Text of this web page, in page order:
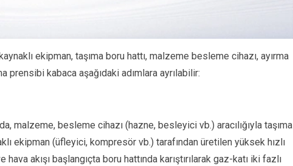
ekipman, taşıma boru hattı, malzeme besleme cihazı, ayırma
prensibi kabaca aşağıdaki adımlara ayrılabilir:
malzeme, besleme cihazı (hazne, besleyici vb.) aracılığıyla taşıma
ekipman (üfleyici, kompresör vb.) tarafından üretilen yüksek hızlı
akışı başlangıçta boru hattında karıştırılarak gaz-katı iki fazlı